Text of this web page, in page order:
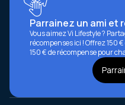
Parrainez un ami et
Vous aimez Vi Lifestyle ?
récompenses ici ! Offrez 150
150 € de récompense pour